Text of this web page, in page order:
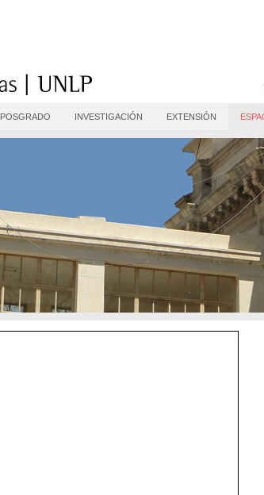
POSGRADO INVESTIGACIÓN EXTENSIÓN